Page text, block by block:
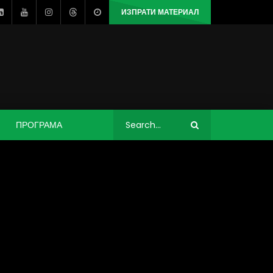
ИЗПРАТИ МАТЕРИАЛ
ПРОГРАМА